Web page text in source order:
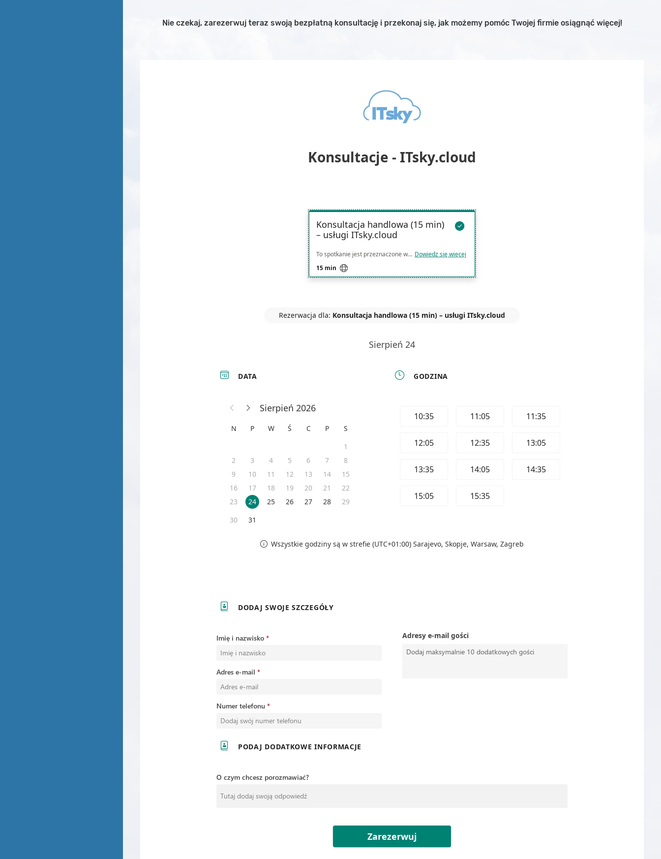
Nie czekaj, zarezerwuj teraz swoją bezpłatną konsultację i przekonaj się, jak możemy pomóc Twojej firmie osiągnąć więcej!